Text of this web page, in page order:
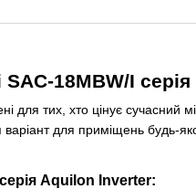
18MBW/I
для тих, хто цінує сучасний
варіант для приміщень
Aquilon Inverter: